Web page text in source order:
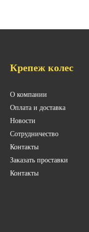
Крепеж колес
О компании
Оплата и доставка
Новости
Сотрудничество
Контакты
Заказать проставки
Контакты